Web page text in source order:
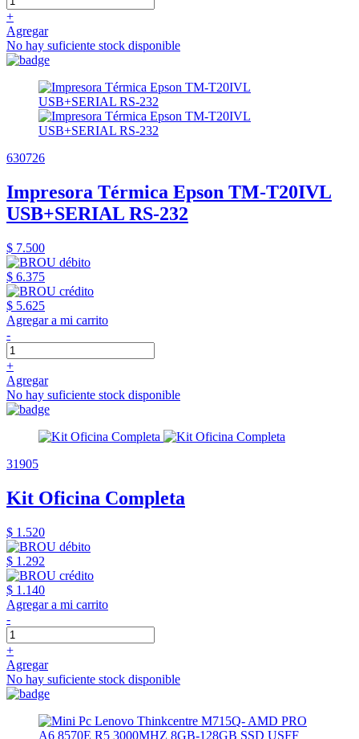
+
Agregar
No hay suficiente stock disponible
630726
Impresora Térmica Epson TM-T20IVL
USB+SERIAL RS-232
$ 7.500
$ 6.375
$ 5.625
Agregar a mi carrito
-
+
Agregar
No hay suficiente stock disponible
31905
Kit Oficina Completa
$ 1.520
$ 1.292
$ 1.140
Agregar a mi carrito
-
+
Agregar
No hay suficiente stock disponible